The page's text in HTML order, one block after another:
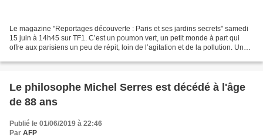
Le magazine "Reportages découverte : Paris et ses jardins secrets" samedi
15 juin à 14h45 sur TF1. C’est un poumon vert, un petit monde à part qui
offre aux parisiens un peu de répit, loin de l’agitation et de la pollution. Un
Le philosophe Michel Serres est décédé à l'âge
de 88 ans
Publié le 01/06/2019 à 22:46
Par AFP